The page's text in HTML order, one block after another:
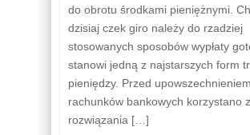
do obrotu środkami pieniężnymi.
dzisiaj czek giro należy do rzadziej
stosowanych sposobów wypłaty
stanowi jedną z najstarszych form
pieniędzy. Przed upowszechnieniem
rachunków bankowych korzystano
rozwiązania […]